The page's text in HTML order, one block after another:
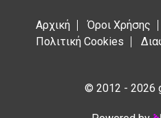
Αρχική Όροι Χρήσης
Πολιτική Cookies
© 2012 - 2026